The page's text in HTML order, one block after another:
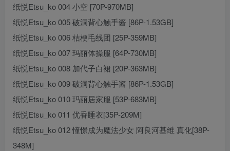
纸悦Etsu_ko 004 小空 [70P-970MB]
纸悦Etsu_ko 005 破洞背心触手酱 [86P-1.53GB]
纸悦Etsu_ko 006 桔梗毛线团 [25P-359MB]
纸悦Etsu_ko 007 玛丽体操服 [64P-730MB]
纸悦Etsu_ko 008 加代子白裙 [20P-363MB]
纸悦Etsu_ko 009 破洞背心触手酱 [86P-1.53GB]
纸悦Etsu_ko 010 玛丽居家服 [53P-683MB]
纸悦Etsu_ko 011 优香睡衣[35P-209M]
纸悦Etsu_ko 012 憧憬成为魔法少女 阿良河基维 真化[38P-
348M]